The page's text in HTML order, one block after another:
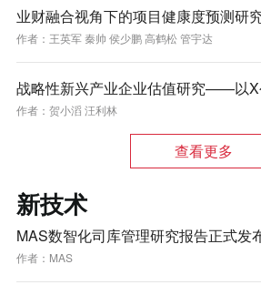
业财融合视角下的项目健康度预测
作者： 王英军 秦帅 侯少鹏 高鹤松 管宇达
战略性新兴产业企业估值研究——以X
例
作者： 贺小滔 汪利林
查看更多
新技术
MAS数智化司库管理研究报告正式发
作者： MAS